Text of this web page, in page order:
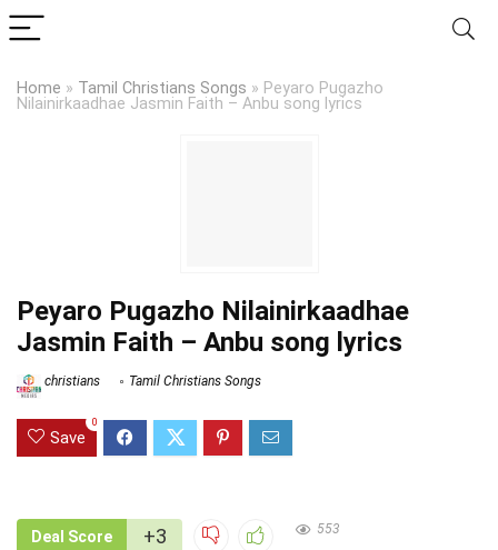
Home » Tamil Christians Songs » Peyaro Pugazho
Nilainirkaadhae Jasmin Faith – Anbu song lyrics
Peyaro Pugazho Nilainirkaadhae
Jasmin Faith – Anbu song lyrics
christians Tamil Christians Songs
Save
0
Deal Score +3 553